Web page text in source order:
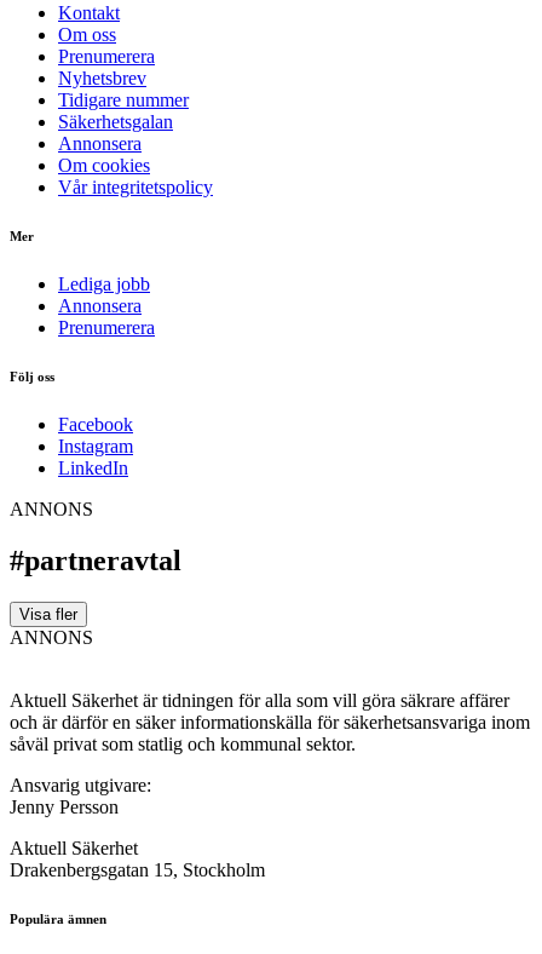
Kontakt
Om oss
Prenumerera
Nyhetsbrev
Tidigare nummer
Säkerhetsgalan
Annonsera
Om cookies
Vår integritetspolicy
Mer
Lediga jobb
Annonsera
Prenumerera
Följ oss
Facebook
Instagram
LinkedIn
ANNONS
#partneravtal
Visa fler
ANNONS
Aktuell Säkerhet är tidningen för alla som vill göra säkrare affärer
och är därför en säker informationskälla för säkerhets­ansvariga inom
såväl privat som statlig och kommunal sektor.
Ansvarig utgivare:
Jenny Persson
Aktuell Säkerhet
Drakenbergsgatan 15, Stockholm
Populära ämnen